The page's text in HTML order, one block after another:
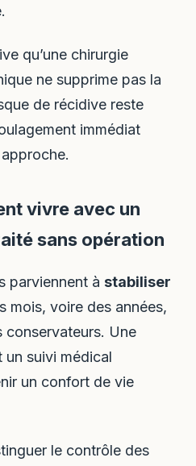
qu’une chirurgie
ne supprime pas la
de récidive reste
immédiat
vivre avec un
sans opération
parviennent à stabiliser
mois, voire des années,
conservateurs. Une
un suivi médical
un confort de vie
le contrôle des